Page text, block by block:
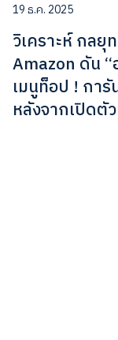
19 ธ.ค. 2025
วิเคราะห์ กลยุ
Amazon ดัน “
เมนูท็อป ! กา
หลังจากเปิดตั